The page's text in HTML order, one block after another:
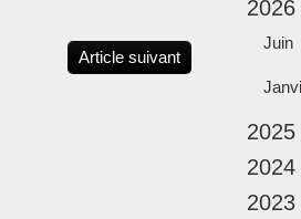
Article suivant
2026
Juin
2025
2024
2023